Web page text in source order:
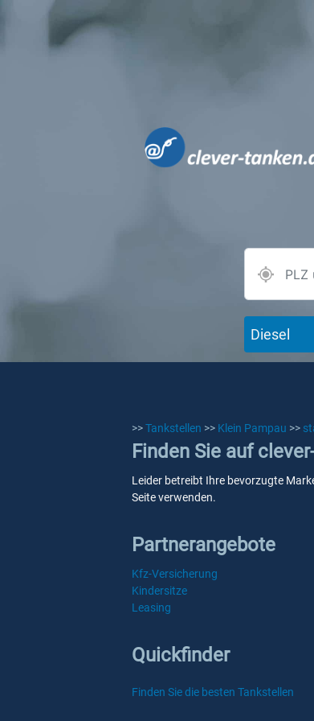
Diesel
>>Tankstellen >> Klein Pampau >>
Finden Sie auf
Leider betreibt Ihre bevorzugte
Seite verwenden.
Partnerangebote
Kfz-Versicherung
Kindersitze
Leasing
Quickfinder
Finden Sie die besten Tankstellen